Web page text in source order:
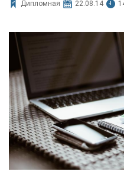
Дипломная 22.08.14